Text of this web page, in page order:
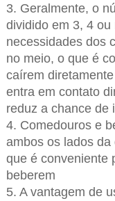
3. Geralmente, o
dividido em 3, 4
necessidades dos
no meio, o que é
caírem
entra em contato
reduz a chance de
4. Comedouros e
ambos os lados
que é conveniente
beberem
5. A vantagem de